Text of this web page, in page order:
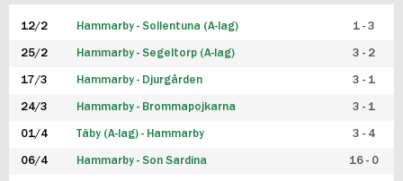
F19
FUTSAL HERR
FUTSAL DAM
12/2 Hammarby - Sollentuna (A-lag) 1 - 3
25/2 Hammarby - Segeltorp (A-lag) 3 - 2
17/3 Hammarby - Djurgården 3 - 1
24/3 Hammarby - Brommapojkarna 3 - 1
01/4 Täby (A-lag) - Hammarby 3 - 4
06/4 Hammarby - Son Sardina 16 - 0